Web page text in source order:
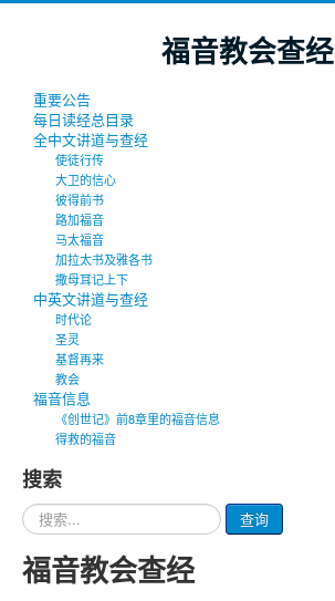
福音教会查经
重要公告
每日读经总目录
全中文讲道与查经
使徒行传
大卫的信心
彼得前书
路加福音
马太福音
加拉太书及雅各书
撒母耳记上下
中英文讲道与查经
时代论
圣灵
基督再来
教会
福音信息
《创世记》前8章里的福音信息
得救的福音
搜索
请
输
入
要
查询
福音教会查经